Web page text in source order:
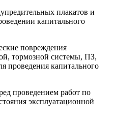
плакатов и
капитального
повреждения
тормозной системы, ПЗ,
капитального
проведением работ по
эксплуатационной